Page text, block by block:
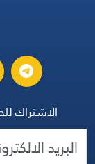
الاشتراك